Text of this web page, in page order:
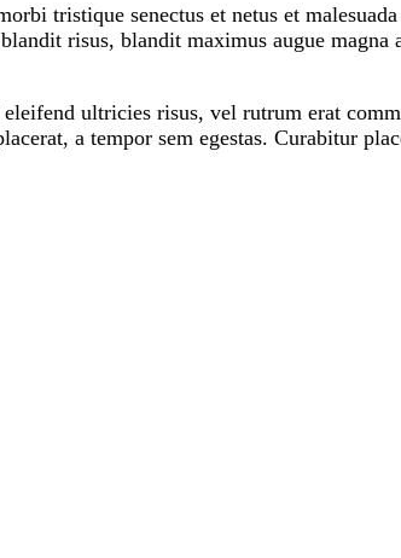
tristique senectus et netus et
risus, blandit maximus augue magna
ultricies risus, vel rutrum erat
a tempor sem egestas. Curabitur